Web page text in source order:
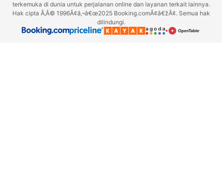
terkemuka di dunia untuk perjalanan online dan layanan terkait lainnya.
Hak cipta Ã‚Â© 1996Ã¢â‚¬â€œ2025 Booking.comÃ¢â€žÂ¢. Semua hak
dilindungi.